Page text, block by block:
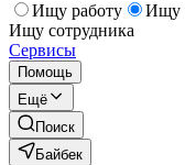
Ищу работу
Ищу
Ищу сотрудника
Сервисы
Помощь
Ещё
Поиск
Байбек